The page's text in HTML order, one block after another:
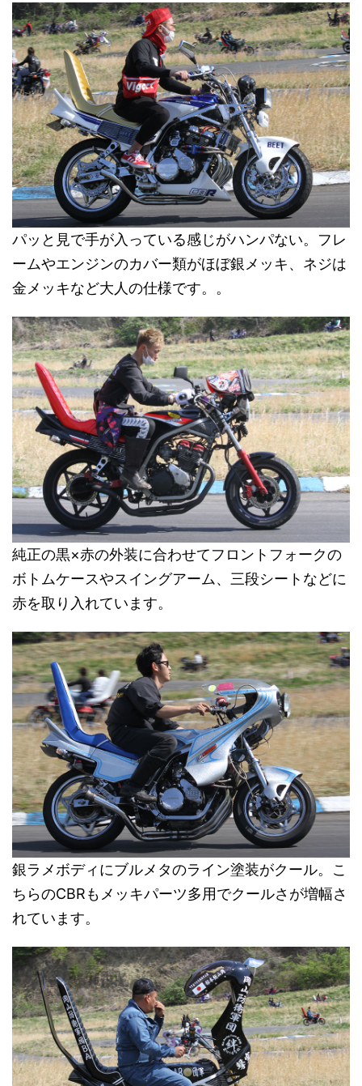
パッと見で手が入っている感じがハンパない。フレ
ームやエンジンのカバー類がほぼ銀メッキ、ネジは
金メッキなど大人の仕様です。。
純正の黒×赤の外装に合わせてフロントフォークの
ボトムケースやスイングアーム、三段シートなどに
赤を取り入れています。
銀ラメボディにブルメタのライン塗装がクール。こ
ちらのCBRもメッキパーツ多用でクールさが増幅さ
れています。